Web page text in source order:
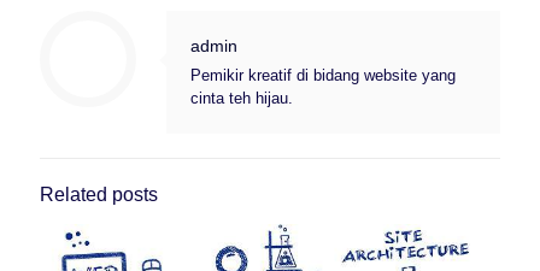
admin
Pemikir kreatif di bidang website yang
cinta teh hijau.
Related posts